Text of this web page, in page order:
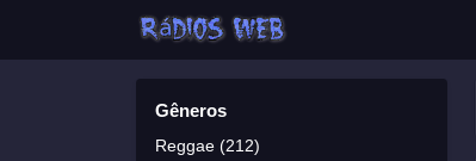
Gêneros
Reggae (212)